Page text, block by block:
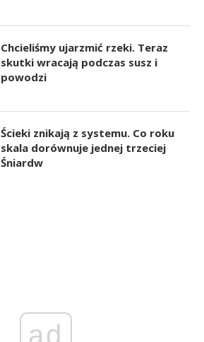
Chcieliśmy ujarzmić rzeki. Teraz
skutki wracają podczas susz i
powodzi
Ścieki znikają z systemu. Co roku
skala dorównuje jednej trzeciej
Śniardw
ad